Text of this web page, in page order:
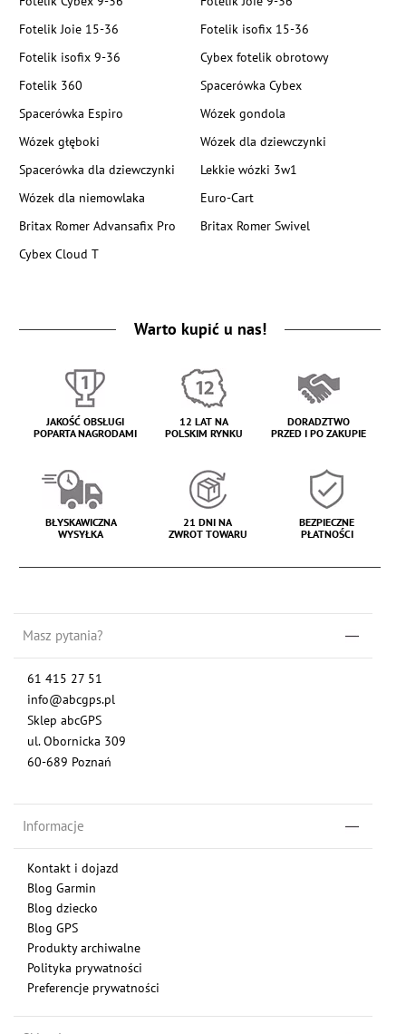
Fotelik Joie 15-36
Fotelik isofix 15-36
Fotelik isofix 9-36
Cybex fotelik obrotowy
Fotelik 360
Spacerówka Cybex
Spacerówka Espiro
Wózek gondola
Wózek głęboki
Wózek dla dziewczynki
Spacerówka dla dziewczynki
Lekkie wózki 3w1
Wózek dla niemowlaka
Euro-Cart
Britax Romer Advansafix Pro
Britax Romer Swivel
Cybex Cloud T
Warto kupić u nas!
JAKOŚĆ OBSŁUGI
POPARTA NAGRODAMI
12 LAT NA
POLSKIM RYNKU
DORADZTWO
PRZED I PO ZAKUPIE
BŁYSKAWICZNA
WYSYŁKA
21 DNI NA
ZWROT TOWARU
BEZPIECZNE
PŁATNOŚCI
Masz pytania?
61 415 27 51
info@abcgps.pl
Sklep abcGPS
ul. Obornicka 309
60-689 Poznań
Informacje
Kontakt i dojazd
Blog Garmin
Blog dziecko
Blog GPS
Produkty archiwalne
Polityka prywatności
Preferencje prywatności